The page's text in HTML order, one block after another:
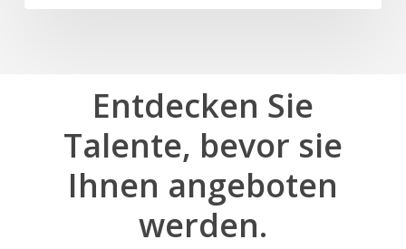
Entdecken Sie
Talente, bevor sie
Ihnen angeboten
werden.